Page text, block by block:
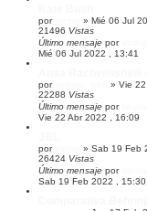
por » Mié 06 Jul
21496 Vistas
Último mensaje por
Mié 06 Jul 2022 , 13:41
por » Vie
22288 Vistas
Último mensaje por
Vie 22 Abr 2022 , 16:09
por » Sab 19 Feb
26424 Vistas
Último mensaje por
Sab 19 Feb 2022 , 15:30